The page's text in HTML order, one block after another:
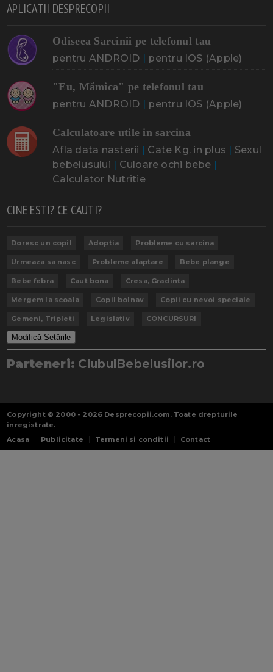
APLICATII DESPRECOPII
Odiseea Sarcinii pe telefonul tau
pentru ANDROID pentru IOS (Apple)
"Eu, Mămica" pe telefonul tau
pentru ANDROID pentru IOS (Apple)
Calculatoare utile in sarcina
Afla data nasterii Cate Kg. in plus
Sexul
bebelusului
Culoare ochi bebe
Calculator Nutritie
CINE ESTI? CE CAUTI?
Doresc un copil Adoptia Probleme cu sarcina
Urmeaza sa nasc Probleme alaptare Bebe plange
Bebe febra Caut bona Cresa, Gradinta
Mergem la scoala Copil bolnav Copii cu nevoi speciale
Gemeni, Tripleti Legislativ CONCURSURI
Modifică Setările
Parteneri: ClubulBebelusilor.ro
Copyright © 2000 - 2026 Desprecopii.com. Toate drepturile
inregistrate.
Acasa
Publicitate Termeni si conditii Contact